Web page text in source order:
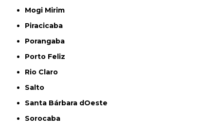
Mogi Mirim
Piracicaba
Porangaba
Porto Feliz
Rio Claro
Salto
Santa Bárbara dOeste
Sorocaba